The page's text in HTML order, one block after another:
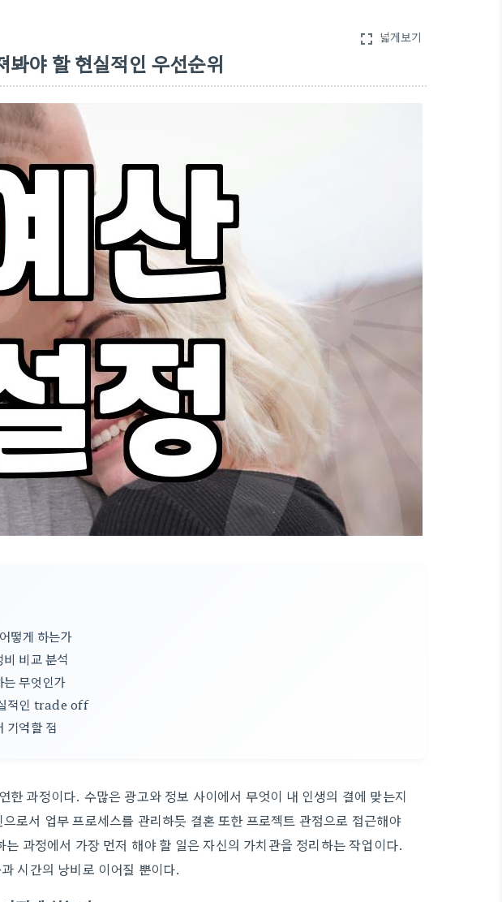
fullscreen 넓게보기
봐야 할 현실적인 우선순위
떻게 하는가
비교 분석
는 무엇인가
적인 trade off
기억할 점
한 과정이다. 수많은 광고와 정보 사이에서 무엇이 내 인생의 결에 맞는지
로서 업무 프로세스를 관리하듯 결혼 또한 프로젝트 관점으로 접근해야
과정에서 가장 먼저 해야 할 일은 자신의 가치관을 정리하는 작업이다.
시간의 낭비로 이어질 뿐이다.